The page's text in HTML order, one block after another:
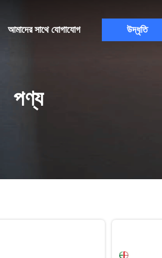
আমাদের সাথে যোগাযোগ উদ্ধৃতি
পণ্য